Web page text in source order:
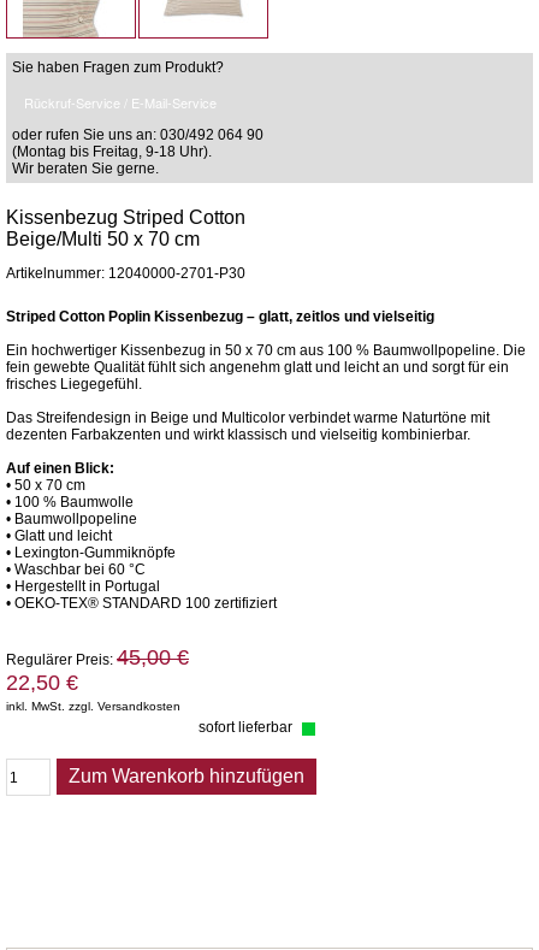
Sie haben Fragen zum Produkt?
Rückruf-Service / E-Mail-Service
oder rufen Sie uns an: 030/492 064 90
(Montag bis Freitag, 9-18 Uhr).
Wir beraten Sie gerne.
Kissenbezug Striped Cotton
Beige/Multi 50 x 70 cm
Artikelnummer: 12040000-2701-P30
Striped Cotton Poplin Kissenbezug – glatt, zeitlos und vielseitig
Ein hochwertiger Kissenbezug in 50 x 70 cm aus 100 % Baumwollpopeline. Die
fein gewebte Qualität fühlt sich angenehm glatt und leicht an und sorgt für ein
frisches Liegegefühl.
Das Streifendesign in Beige und Multicolor verbindet warme Naturtöne mit
dezenten Farbakzenten und wirkt klassisch und vielseitig kombinierbar.
Auf einen Blick:
• 50 x 70 cm
• 100 % Baumwolle
• Baumwollpopeline
• Glatt und leicht
• Lexington-Gummiknöpfe
• Waschbar bei 60 °C
• Hergestellt in Portugal
• OEKO-TEX® STANDARD 100 zertifiziert
Regulärer Preis: 45,00 €
22,50 €
inkl. MwSt. zzgl. Versandkosten
sofort lieferbar
Zum Warenkorb hinzufügen